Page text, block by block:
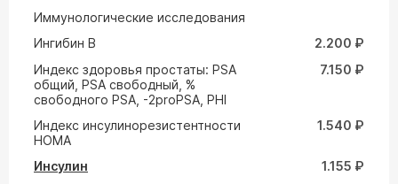
Иммунологические исследования
Ингибин В
2.200 ₽
Индекс здоровья простаты: PSA
общий, PSA свободный, %
свободного PSA, -2proPSA, PHI
7.150 ₽
Индекс инсулинорезистентности
HOMA
1.540 ₽
Инсулин
1.155 ₽